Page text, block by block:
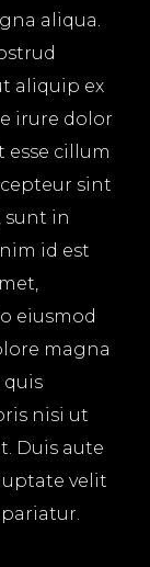
aliqua.
aliquip ex
irure dolor
cillum
sint
sunt in
id est
eiusmod
magna
quis
nisi ut
Duis aute
velit